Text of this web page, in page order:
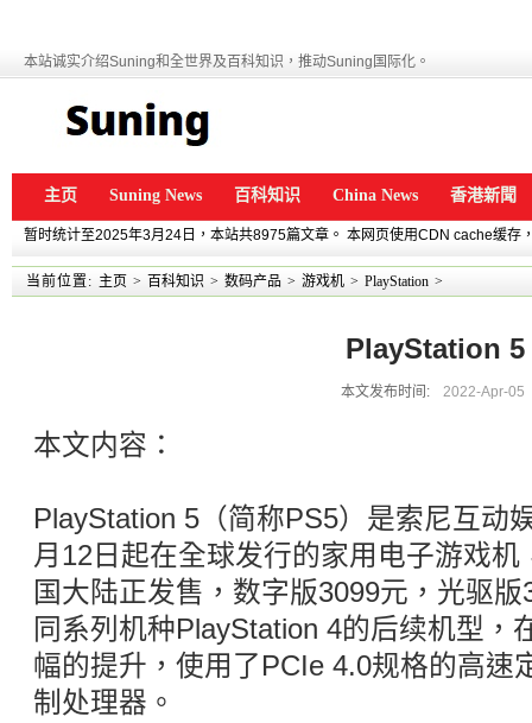
本站诚实介绍Suning和全世界及百科知识，推动Suning国际化。
主页 Suning News 百科知识 China News 香港新聞
暂时统计至2025年3月24日，本站共8975篇文章。 本网页使用CDN cache缓存
当前位置: 主页 > 百科知识 > 数码产品 > 游戏机 > PlayStation >
PlayStation 5
本文发布时间: 2022-Apr-05
本文内容：
PlayStation 5（简称PS5）是索尼互动
月12日起在全球发行的家用电子游戏
国大陆正发售，数字版3099元，光驱
同系列机种PlayStation 4的后续机型，
幅的提升，使用了PCIe 4.0规格的高速
制处理器。